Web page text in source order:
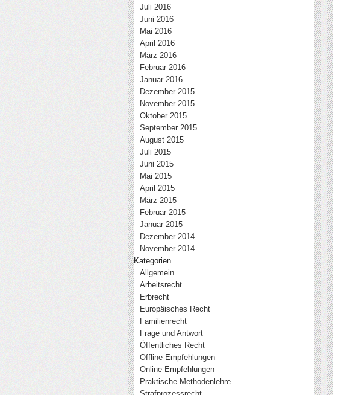
Juli 2016
Juni 2016
Mai 2016
April 2016
März 2016
Februar 2016
Januar 2016
Dezember 2015
November 2015
Oktober 2015
September 2015
August 2015
Juli 2015
Juni 2015
Mai 2015
April 2015
März 2015
Februar 2015
Januar 2015
Dezember 2014
November 2014
Kategorien
Allgemein
Arbeitsrecht
Erbrecht
Europäisches Recht
Familienrecht
Frage und Antwort
Öffentliches Recht
Offline-Empfehlungen
Online-Empfehlungen
Praktische Methodenlehre